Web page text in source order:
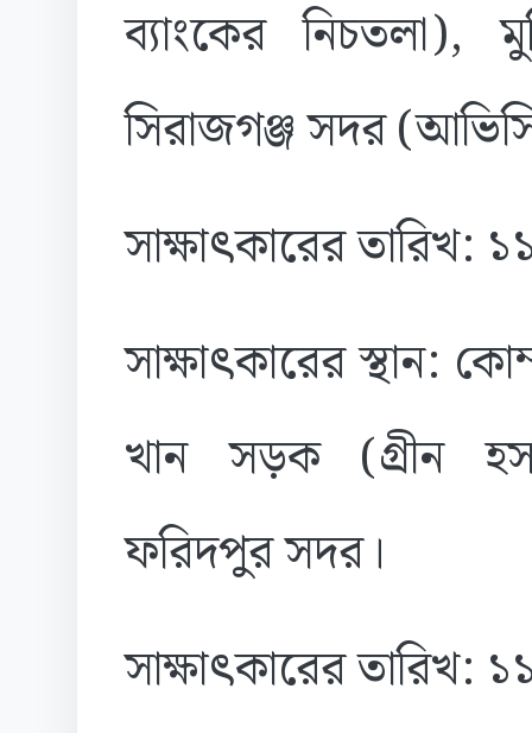
ব্যাংকের
সিরাজগঞ্জ সদর
সাক্ষাৎকারের তারিখ:
সাক্ষাৎকারের স্থান:
খান সড়ক (গ্রীন
ফরিদপুর সদর।
সাক্ষাৎকারের